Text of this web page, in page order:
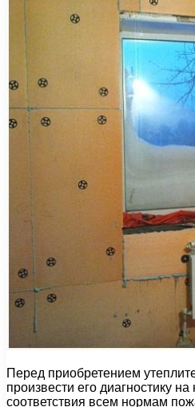
Перед приобретением
произвести его диагностику
соответствия всем нормам